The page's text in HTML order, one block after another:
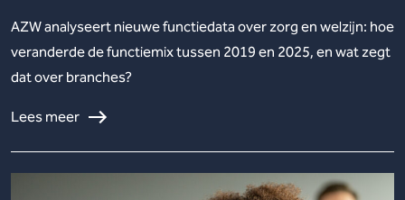
AZW analyseert nieuwe functiedata over zorg en welzijn: hoe
veranderde de functiemix tussen 2019 en 2025, en wat zegt
dat over branches?
Lees meer